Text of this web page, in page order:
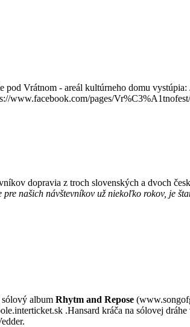
Vrátnom - areál kultúrneho domu
www.facebook.com/pages/
dopravia z troch slovenských a dvoch
našich návštevníkov už niekoľko rokov, je
album Rhytm and Repose
.Hansard kráča na sólovej